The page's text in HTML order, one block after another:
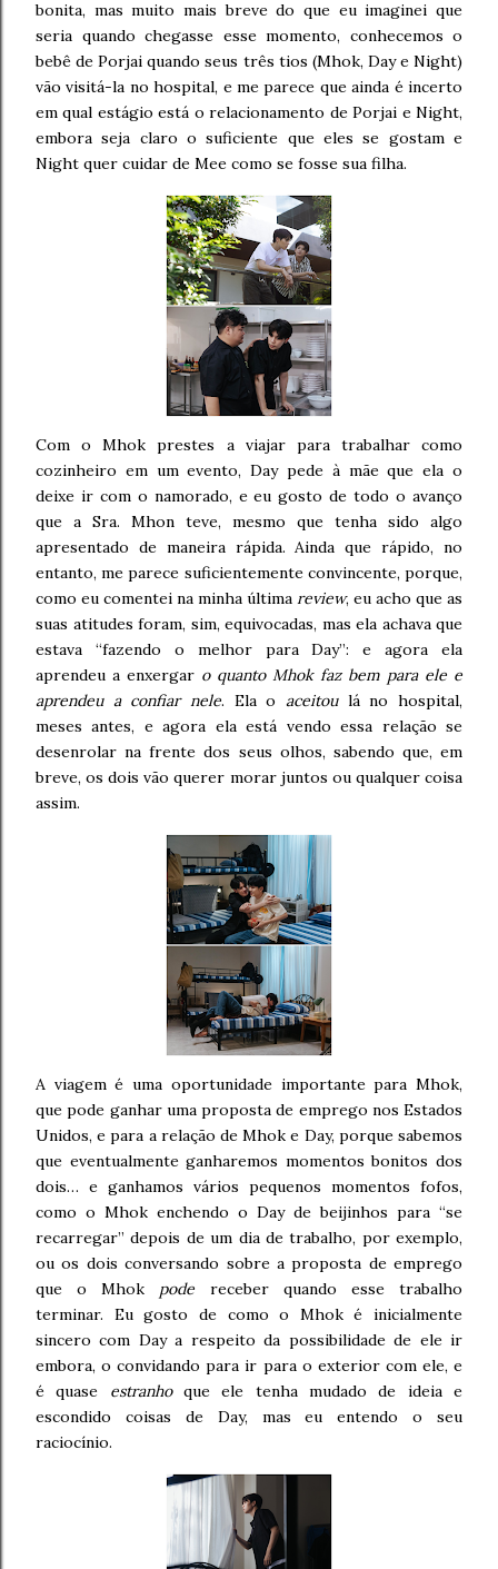
bonita, mas muito mais breve do que eu imaginei que
seria quando chegasse esse momento, conhecemos o
bebê de Porjai quando seus três tios (Mhok, Day e Night)
vão visitá-la no hospital, e me parece que ainda é incerto
em qual estágio está o relacionamento de Porjai e Night,
embora seja claro o suficiente que eles se gostam e
Night quer cuidar de Mee como se fosse sua filha.
Com o Mhok prestes a viajar para trabalhar como
cozinheiro em um evento, Day pede à mãe que ela o
deixe ir com o namorado, e eu gosto de todo o avanço
que a Sra. Mhon teve, mesmo que tenha sido algo
apresentado de maneira rápida. Ainda que rápido, no
entanto, me parece suficientemente convincente, porque,
como eu comentei na minha última review, eu acho que as
suas atitudes foram, sim, equivocadas, mas ela achava que
estava “fazendo o melhor para Day”: e agora ela
aprendeu a enxergar o quanto Mhok faz bem para ele e
aprendeu a confiar nele. Ela o aceitoulá no hospital,
meses antes, e agora ela está vendo essa relação se
desenrolar na frente dos seus olhos, sabendo que, em
breve, os dois vão querer morar juntos ou qualquer coisa
assim.
A viagem é uma oportunidade importante para Mhok,
que pode ganhar uma proposta de emprego nos Estados
Unidos, e para a relação de Mhok e Day, porque sabemos
que eventualmente ganharemos momentos bonitos dos
dois… e ganhamos vários pequenos momentos fofos,
como o Mhok enchendo o Day de beijinhos para “se
recarregar” depois de um dia de trabalho, por exemplo,
ou os dois conversando sobre a proposta de emprego
que o Mhok pode receber quando esse trabalho
terminar. Eu gosto de como o Mhok é inicialmente
sincero com Day a respeito da possibilidade de ele ir
embora, o convidando para ir para o exterior com ele, e
é quase estranhoque ele tenha mudado de ideia e
escondido coisas de Day, mas eu entendo o seu
raciocínio.